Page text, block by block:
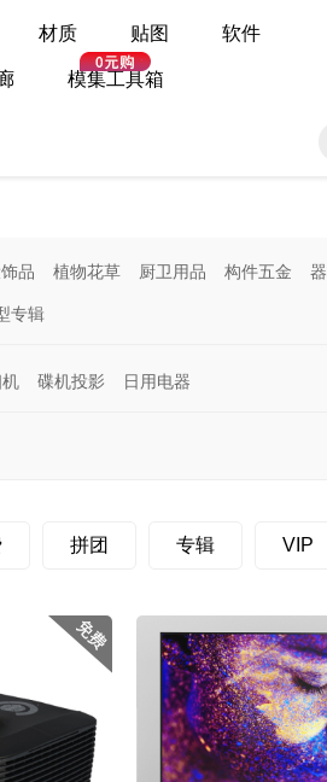
材质 贴图 软件
模集工具箱
品 植物花草 厨卫用品 构件五金
专辑
碟机投影 日用电器
拼团 专辑 VIP